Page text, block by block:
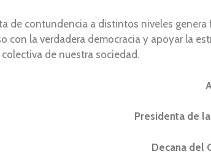
de contundencia a distintos niveles
con la verdadera democracia y apoyar la
de nuestra sociedad.
Presidenta de
Decana del